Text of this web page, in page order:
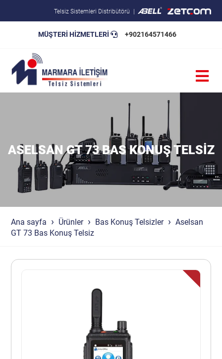
Telsiz Sistemleri Distribütörü
MÜŞTERİ HİZMETLERİ +902164571466
ASELSAN GT 73 BAS KONUŞ TELSIZ
Ana sayfa Ürünler Bas Konuş Telsizler
Aselsan
GT 73 Bas Konuş Telsiz